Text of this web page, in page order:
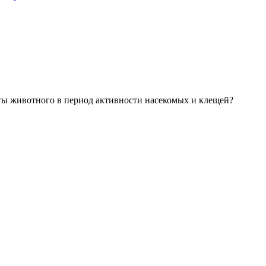
животного в период активности насекомых и клещей?